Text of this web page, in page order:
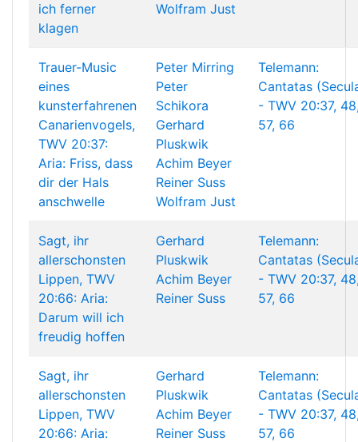
ich ferner
klagen
Wolfram Just
Trauer-Music
eines
kunsterfahrenen
Canarienvogels,
TWV 20:37:
Aria: Friss, dass
dir der Hals
anschwelle
Peter Mirring
Peter
Schikora
Gerhard
Pluskwik
Achim Beyer
Reiner Suss
Wolfram Just
Telemann:
Cantatas
- TWV 20:37,
57, 66
Sagt, ihr
allerschonsten
Lippen, TWV
20:66: Aria:
Darum will ich
freudig hoffen
Gerhard
Pluskwik
Achim Beyer
Reiner Suss
Telemann:
Cantatas
- TWV 20:37,
57, 66
Sagt, ihr
allerschonsten
Lippen, TWV
20:66: Aria:
Gerhard
Pluskwik
Achim Beyer
Reiner Suss
Telemann:
Cantatas
- TWV 20:37,
57, 66